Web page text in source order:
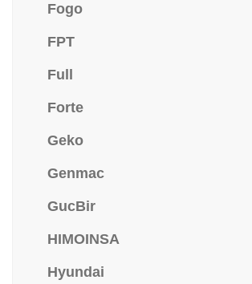
Fogo
FPT
Full
Forte
Geko
Genmac
GucBir
HIMOINSA
Hyundai